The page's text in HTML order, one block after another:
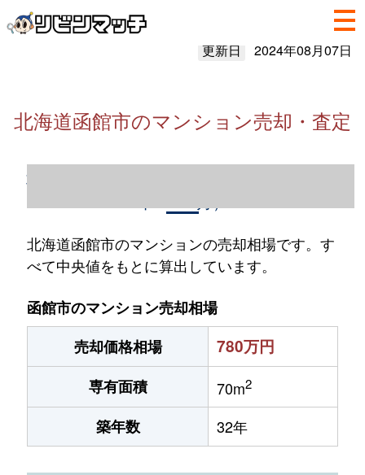
更新日 2024年08月07日
北海道函館市のマンション売却・査定
北海道函館市のマンション売却情報（2023
北海道函館市のマンションの売却相場です。す
べて中央値をもとに算出しています。
函館市のマンション売却相場
売却価格相場
780万円
専有面積 70m2
築年数 32年